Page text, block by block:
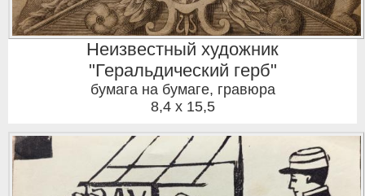
Неизвестный художник
"Геральдический герб"
бумага на бумаге, гравюра
8,4 x 15,5